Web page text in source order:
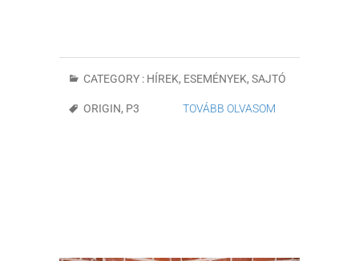
CATEGORY : HÍREK, ESEMÉNYEK, SAJTÓ
ORIGIN, P3 TOVÁBB OLVASOM